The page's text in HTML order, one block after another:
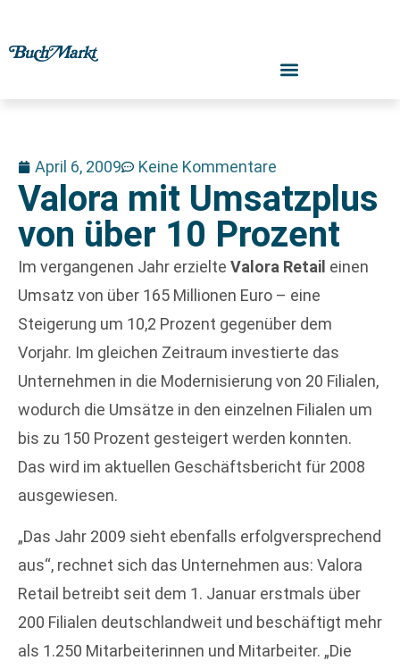
April 6, 2009 Keine Kommentare
Valora mit Umsatzplus
von über 10 Prozent
Im vergangenen Jahr erzielte Valora Retail einen
Umsatz von über 165 Millionen Euro – eine
Steigerung um 10,2 Prozent gegenüber dem
Vorjahr. Im gleichen Zeitraum investierte das
Unternehmen in die Modernisierung von 20 Filialen,
wodurch die Umsätze in den einzelnen Filialen um
bis zu 150 Prozent gesteigert werden konnten.
Das wird im aktuellen Geschäftsbericht für 2008
ausgewiesen.
„Das Jahr 2009 sieht ebenfalls erfolgversprechend
aus“, rechnet sich das Unternehmen aus: Valora
Retail betreibt seit dem 1. Januar erstmals über
200 Filialen deutschlandweit und beschäftigt mehr
als 1.250 Mitarbeiterinnen und Mitarbeiter. „Die